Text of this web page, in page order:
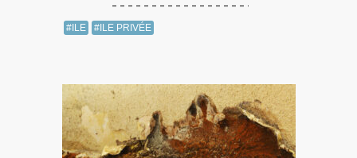
#ILE #ILE PRIVÉE